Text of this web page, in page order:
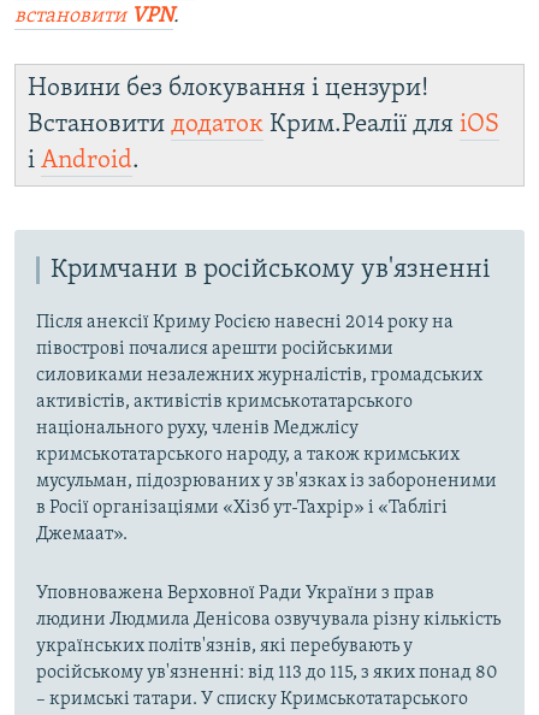
встановити VPN.
Новини без блокування і цензури!
Встановити додаток Крим.Реалії для iOS
і Android.
Кримчани в російському ув'язненні
Після анексії Криму Росією навесні 2014 року на
півострові почалися арешти російськими
силовиками незалежних журналістів, громадських
активістів, активістів кримськотатарського
національного руху, членів Меджлісу
кримськотатарського народу, а також кримських
мусульман, підозрюваних у зв'язках із забороненими
в Росії організаціями «Хізб ут-Тахрір» і «Таблігі
Джемаат».
Уповноважена Верховної Ради України з прав
людини Людмила Денісова озвучувала різну кількість
українських політв'язнів, які перебувають у
російському ув'язненні: від 113 до 115, з яких понад 80
– кримські татари. У списку Кримськотатарського